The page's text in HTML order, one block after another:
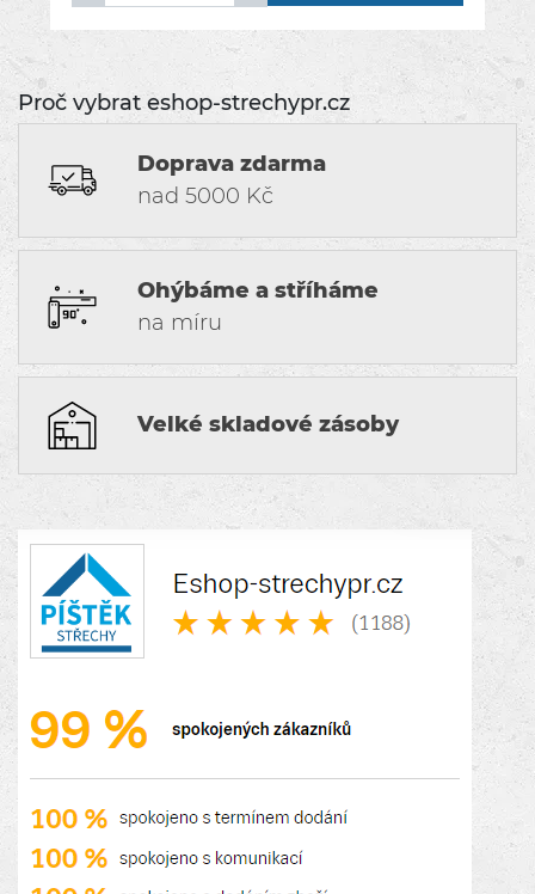
Proč vybrat eshop-strechypr.cz
Doprava zdarma
nad 5000 Kč
Ohýbáme a stříháme
na míru
Velké skladové zásoby